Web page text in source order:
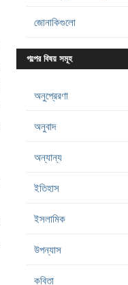
জোনাকিগুলো
গল্পের বিষয় সমূহ
অনুপ্রেরণা
অনুবাদ
অন্যান্য
ইতিহাস
ইসলামিক
উপন্যাস
কবিতা